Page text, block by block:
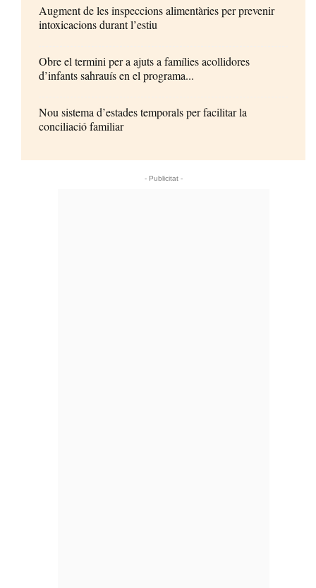
Augment de les inspeccions alimentàries per prevenir
intoxicacions durant l’estiu
Obre el termini per a ajuts a famílies acollidores
d’infants sahrauís en el programa...
Nou sistema d’estades temporals per facilitar la
conciliació familiar
- Publicitat -